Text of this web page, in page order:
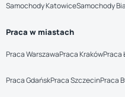
Samochody KatowiceSamochody
Praca w miastach
Praca WarszawaPraca KrakówPraca
Praca GdańskPraca SzczecinPraca